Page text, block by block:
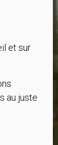
et sur
au juste